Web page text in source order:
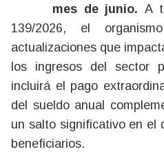
mes de junio.A
139/2026, el
actualizaciones que
los ingresos del sector
incluirá el pago
del sueldo anual
un salto significativo en el
beneficiarios.